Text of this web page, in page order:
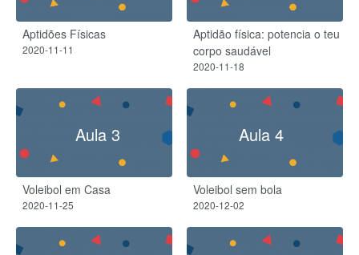
Aptidões Físicas
2020-11-11
Aptidão física: potencia o teu
corpo saudável
2020-11-18
Aula 3
Voleibol em Casa
2020-11-25
Aula 4
Voleibol sem bola
2020-12-02